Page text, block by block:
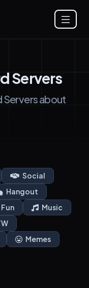
Servers
Servers about
Social
Hangout
Fun
Music
Memes